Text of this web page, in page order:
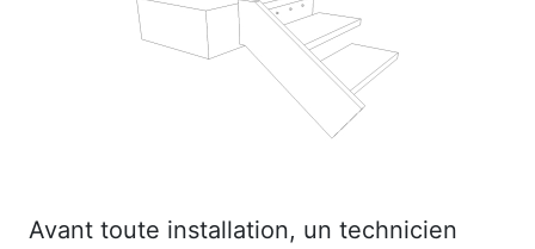
Avant toute installation, un technicien